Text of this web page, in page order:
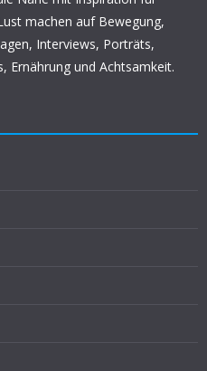
machen auf Bewegung,
Interviews, Porträts,
Ernährung und Achtsamkeit.